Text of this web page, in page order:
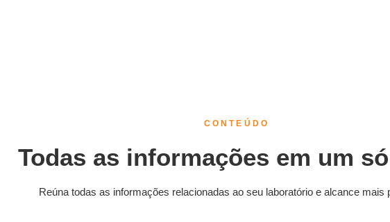
CONTEÚDO
Todas as informações em um
Reúna todas as informações relacionadas ao seu laboratório e alcance mais